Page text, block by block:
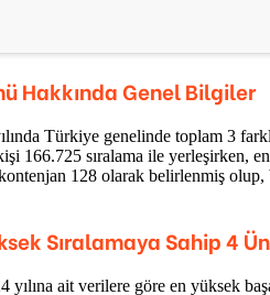
Hakkında Genel Bilgiler
Türkiye genelinde toplam 3
166.725 sıralama ile yerleşirken,
128 olarak belirlenmiş
Sıralamaya Sahip 4
yılına ait verilere göre en yüksek